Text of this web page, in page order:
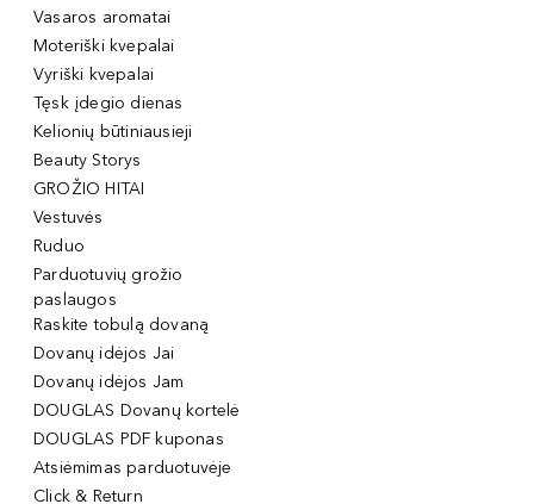
Vasaros aromatai
Moteriški kvepalai
Vyriški kvepalai
Tęsk įdegio dienas
Kelionių būtiniausieji
Beauty Storys
GROŽIO HITAI
Vestuvės
Ruduo
Parduotuvių grožio
paslaugos
Raskite tobulą dovaną
Dovanų idėjos Jai
Dovanų idėjos Jam
DOUGLAS Dovanų kortelė
DOUGLAS PDF kuponas
Atsiėmimas parduotuvėje
Click & Return